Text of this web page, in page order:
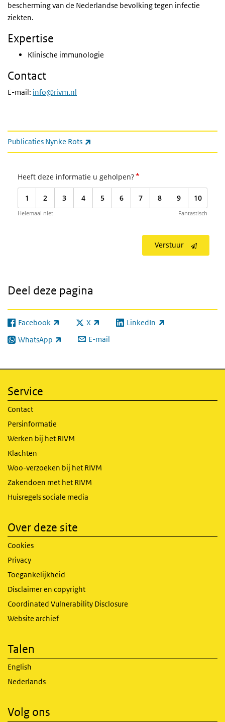
bescherming van de Nederlandse bevolking tegen infectie
ziekten.
Expertise
Klinische immunologie
Contact
E-mail: info@rivm.nl
Gerelateerde informatie
Publicaties Nynke Rots
Heeft deze informatie u geholpen?*
1 2 3 4 5 6 7 8 9 10
Helemaal niet Fantastisch
Verstuur
Deel deze pagina
Facebook
(externe link) X
(externe link) LinkedIn
(externe link)
WhatsApp
(externe link) E-mail
Service
Contact
Persinformatie
Werken bij het RIVM
Klachten
Woo-verzoeken bij het RIVM
Zakendoen met het RIVM
Huisregels sociale media
Over deze site
Cookies
Privacy
Toegankelijkheid
Disclaimer en copyright
Coordinated Vulnerability Disclosure
Website archief
Talen
English
Nederlands
Volg ons